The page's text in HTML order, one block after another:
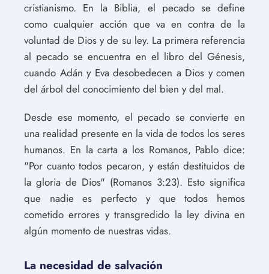
cristianismo. En la Biblia, el pecado se define
como cualquier acción que va en contra de la
voluntad de Dios y de su ley. La primera referencia
al pecado se encuentra en el libro del Génesis,
cuando Adán y Eva desobedecen a Dios y comen
del árbol del conocimiento del bien y del mal.
Desde ese momento, el pecado se convierte en
una realidad presente en la vida de todos los seres
humanos. En la carta a los Romanos, Pablo dice:
"Por cuanto todos pecaron, y están destituidos de
la gloria de Dios" (Romanos 3:23). Esto significa
que nadie es perfecto y que todos hemos
cometido errores y transgredido la ley divina en
algún momento de nuestras vidas.
La necesidad de salvación